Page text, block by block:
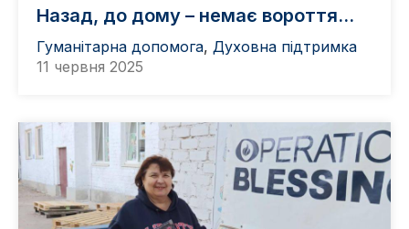
Назад, до дому – немає вороття…
Гуманітарна допомога, Духовна підтримка
11 червня 2025